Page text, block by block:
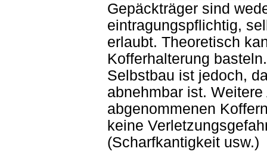
Gepäckträger sind
eintragungspflichtig,
erlaubt. Theoretisch
Kofferhalterung
Selbstbau ist jedoch,
abnehmbar ist.
abgenommenen
keine
(Scharfkantigkeit usw.)